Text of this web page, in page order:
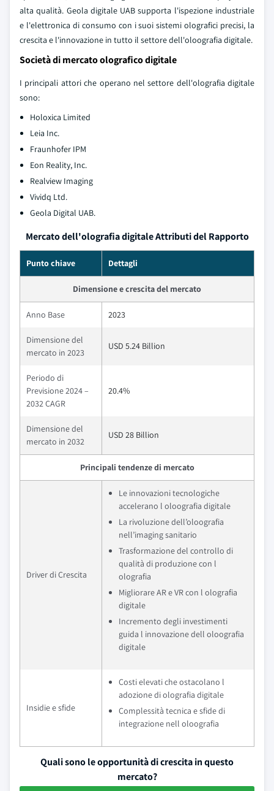
alta qualità. Geola digitale UAB supporta l'ispezione industriale
e l'elettronica di consumo con i suoi sistemi olografici precisi, la
crescita e l'innovazione in tutto il settore dell'oloografia digitale.
Società di mercato olografico digitale
I principali attori che operano nel settore dell'olografia digitale
sono:
Holoxica Limited
Leia Inc.
Fraunhofer IPM
Eon Reality, Inc.
Realview Imaging
Vividq Ltd.
Geola Digital UAB.
Mercato dell'olografia digitale Attributi del Rapporto
Punto chiave Dettagli
Dimensione e crescita del mercato
Anno Base 2023
Dimensione del
mercato in 2023
USD 5.24 Billion
Periodo di
Previsione 2024 –
2032 CAGR
20.4%
Dimensione del
mercato in 2032
USD 28 Billion
Principali tendenze di mercato
Driver di Crescita
Le innovazioni tecnologiche
accelerano l oloografia digitale
La rivoluzione dell’oloografia
nell’imaging sanitario
Trasformazione del controllo di
qualità di produzione con l
olografia
Migliorare AR e VR con l olografia
digitale
Incremento degli investimenti
guida l innovazione dell oloografia
digitale
Insidie e sfide
Costi elevati che ostacolano l
adozione di olografia digitale
Complessità tecnica e sfide di
integrazione nell oloografia
Quali sono le opportunità di crescita in questo
mercato?